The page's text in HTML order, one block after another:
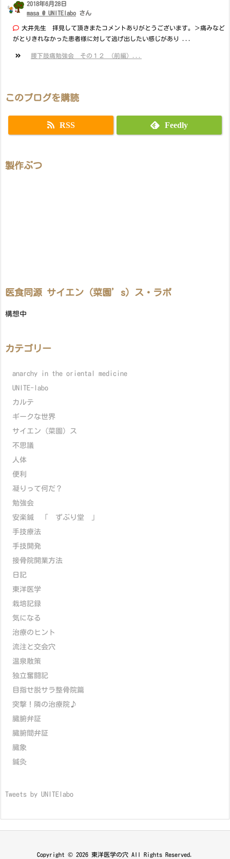
2018年6月28日
masa @ UNITElabo さん
大井先生 拝見して頂きまたコメントありがとうございます。＞痛みなど
がとりきれなかった患者様に対して逃げ出したい感じがあり ...
腰下肢痛勉強会 その１２ （前編）...
このブログを購読
RSS Feedly
製作ぶつ
医食同源 サイエン（菜園’s）ス・ラボ
構想中
カテゴリー
anarchy in the oriental medicine
UNITE-labo
カルテ
ギークな世界
サイエン（菜園）ス
不思議
人体
便利
凝りって何だ？
勉強会
安楽鍼 「 ずぶり堂 」
手技療法
手技開発
接骨院開業方法
日記
東洋医学
栽培記録
気になる
治療のヒント
流注と交会穴
温泉散策
独立奮闘記
目指せ脱サラ整骨院篇
突撃！隣の治療院♪
臓腑弁証
臓腑間弁証
臓象
鍼灸
Tweets by UNITElabo
Copyright © 2026 東洋医学の穴 All Rights Reserved.